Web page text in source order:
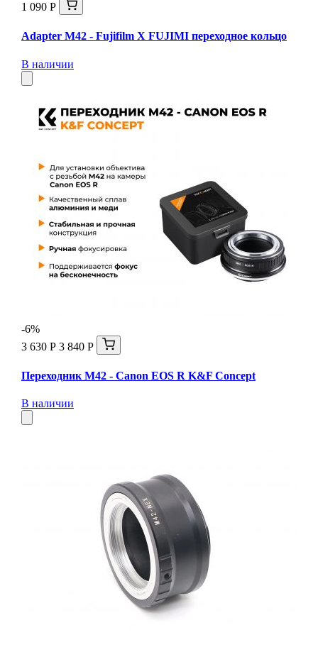
1 090 Р
Adapter M42 - Fujifilm X FUJIMI переходное кольцо
В наличии
-6%
3 630 Р 3 840 Р
Переходник M42 - Canon EOS R K&F Concept
В наличии